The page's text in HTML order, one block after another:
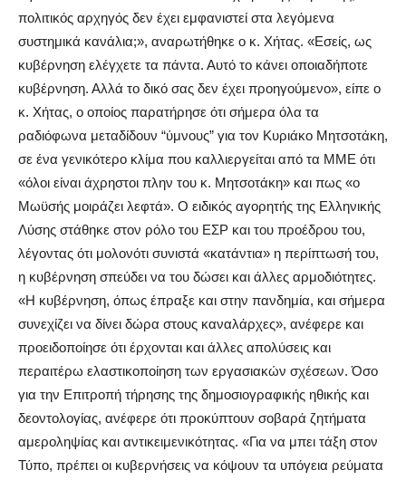
πολιτικός αρχηγός δεν έχει εμφανιστεί στα λεγόμενα
συστημικά κανάλια;», αναρωτήθηκε ο κ. Χήτας. «Εσείς, ως
κυβέρνηση ελέγχετε τα πάντα. Αυτό το κάνει οποιαδήποτε
κυβέρνηση. Αλλά το δικό σας δεν έχει προηγούμενο», είπε ο
κ. Χήτας, ο οποίος παρατήρησε ότι σήμερα όλα τα
ραδιόφωνα μεταδίδουν “ύμνους” για τον Κυριάκο Μητσοτάκη,
σε ένα γενικότερο κλίμα που καλλιεργείται από τα ΜΜΕ ότι
«όλοι είναι άχρηστοι πλην του κ. Μητσοτάκη» και πως «ο
Μωϋσής μοιράζει λεφτά». Ο ειδικός αγορητής της Ελληνικής
Λύσης στάθηκε στον ρόλο του ΕΣΡ και του προέδρου του,
λέγοντας ότι μολονότι συνιστά «κατάντια» η περίπτωσή του,
η κυβέρνηση σπεύδει να του δώσει και άλλες αρμοδιότητες.
«Η κυβέρνηση, όπως έπραξε και στην πανδημία, και σήμερα
συνεχίζει να δίνει δώρα στους καναλάρχες», ανέφερε και
προειδοποίησε ότι έρχονται και άλλες απολύσεις και
περαιτέρω ελαστικοποίηση των εργασιακών σχέσεων. Όσο
για την Επιτροπή τήρησης της δημοσιογραφικής ηθικής και
δεοντολογίας, ανέφερε ότι προκύπτουν σοβαρά ζητήματα
αμεροληψίας και αντικειμενικότητας. «Για να μπει τάξη στον
Τύπο, πρέπει οι κυβερνήσεις να κόψουν τα υπόγεια ρεύματα